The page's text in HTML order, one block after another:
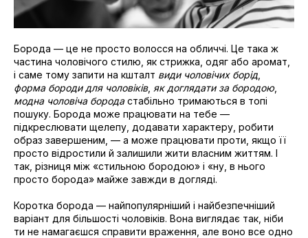
Борода — це не просто волосся на обличчі. Це така ж
частина чоловічого стилю, як стрижка, одяг або аромат,
і саме тому запити на кшталт види чоловічих борід
форма бороди для чоловіків, як доглядати за бородою,
модна чоловіча бородастабільно тримаються в топі
пошуку. Борода може працювати на тебе —
підкреслювати щелепу, додавати характеру, робити
образ завершеним, — а може працювати проти, якщо її
просто відростили й залишили жити власним життям. І
так, різниця між «стильною бородою» і «ну, в нього
просто борода» майже завжди в догляді.
Коротка борода — найпопулярніший і найбезпечніший
варіант для більшості чоловіків. Вона виглядає так, ніби
ти не намагаєшся справити враження, але воно все одно